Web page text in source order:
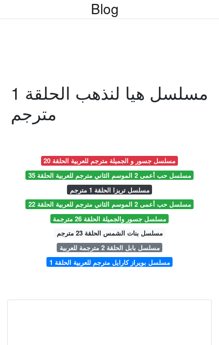
Blog
مسلسل هيا لنذهب الحلقة 1
مترجم
مسلسل جسور و الجميلة مترجم للعربية الحلقة 20
مسلسل حب أعمى 2 الموسم الثاني مترجم للعربية الحلقة 35
مسلسل تريزا الحلقة 1 مترجم
مسلسل حب أعمى 2 الموسم الثاني مترجم للعربية الحلقة 22
مسلسل جسور والجميلة الحلقة 26 مترجمة
مسلسل بنات الشمس الحلقة 23 مترجم
مسلسل بابل الحلقة 2 مترجمة للعربية
مسلسل بويراز كارايل مترجم للعربية الحلقة 1